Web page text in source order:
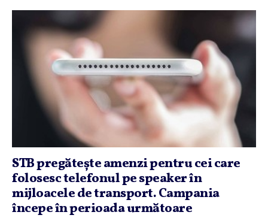
STB pregăteşte amenzi pentru cei care
folosesc telefonul pe speaker în
mijloacele de transport. Campania
începe în perioada următoare